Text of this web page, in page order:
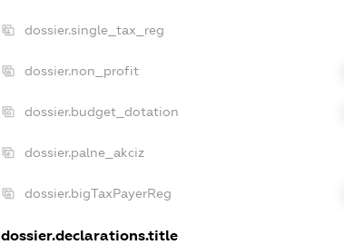
dossier.single_tax_reg
dossier.non_profit
dossier.budget_dotation
dossier.palne_akciz
dossier.bigTaxPayerReg
dossier.declarations.title